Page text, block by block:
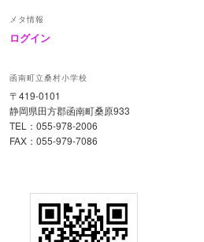
メタ情報
ログイン
函南町立桑村小学校
〒419-0101
静岡県田方郡函南町桑原933
TEL：055-978-2006
FAX：055-979-7086